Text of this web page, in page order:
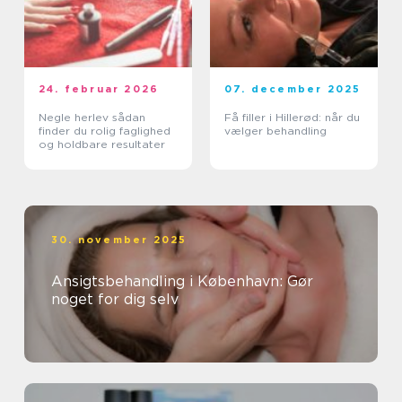
24. februar 2026
Negle herlev sådan
finder du rolig faglighed
og holdbare resultater
07. december 2025
Få filler i Hillerød: når du
vælger behandling
30. november 2025
Ansigtsbehandling i København: Gør
noget for dig selv